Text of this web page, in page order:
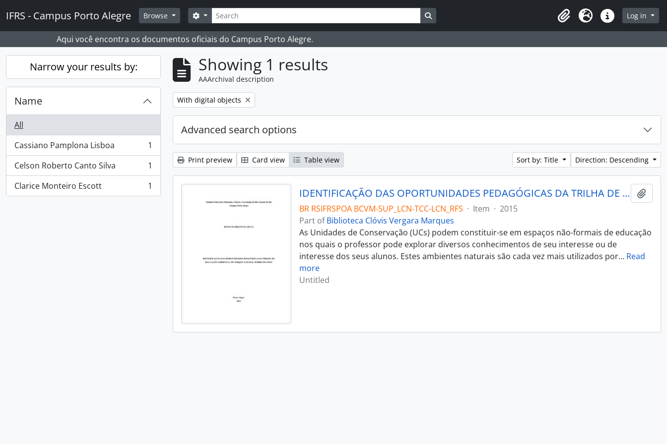
IFRS - Campus Porto Alegre Browse Search
Search options Search in browse page
ClipboardLanguageQuick linksLog in
Aqui você encontra os documentos oficiais do Campus Porto Alegre.
Narrow your results by:
Name
All
Cassiano Pamplona Lisboa
, 1 results
1
Celson Roberto Canto Silva
, 1 results
1
Clarice Monteiro Escott
, 1 results 1
Showing 1 results
AAArchival description
Remove filter:
With digital objects
Advanced search options
Print preview Card view Table view Sort by: Title Direction: Descending
IDENTIFICAÇÃO DAS OPORTUNIDADES PEDAGÓGICAS DA TRILHA DE EDUCAÇÃO AMBIENTAL DO PARQUE NATURAL MORRO DO OSSO
BR RSIFRSPOA BCVM-SUP_LCN-TCC-LCN_RFS · Item · 2015
Part ofBiblioteca Clóvis Vergara Marques
As Unidades de Conservação (UCs) podem constituir-se em espaços não-formais de educação
nos quais o professor pode explorar diversos conhecimentos de seu interesse ou de
interesse dos seus alunos. Estes ambientes naturais são cada vez mais utilizados por… Read
more
Untitled